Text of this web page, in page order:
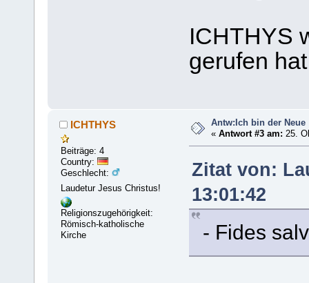
ICHTHYS
gerufen
ICHTHYS
Beiträge: 4
Country:
Geschlecht:
Laudetur Jesus Christus!
Religionszugehörigkeit:
Römisch-katholische
Kirche
Antw:Ich bin der Neue
«Antwort #3 am: 25.
Zitat von:
13:01:42
- Fides